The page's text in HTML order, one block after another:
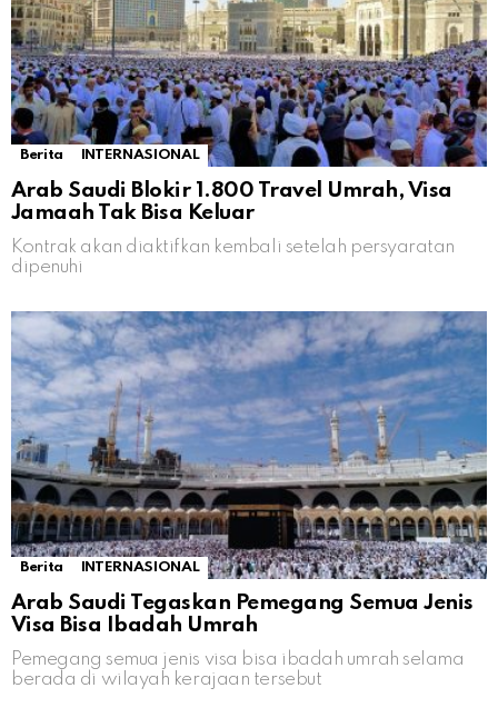
Berita INTERNASIONAL
Arab Saudi Blokir 1.800 Travel Umrah, Visa
Jamaah Tak Bisa Keluar
Kontrak akan diaktifkan kembali setelah persyaratan
dipenuhi
Berita INTERNASIONAL
Arab Saudi Tegaskan Pemegang Semua Jenis
Visa Bisa Ibadah Umrah
Pemegang semua jenis visa bisa ibadah umrah selama
berada di wilayah kerajaan tersebut